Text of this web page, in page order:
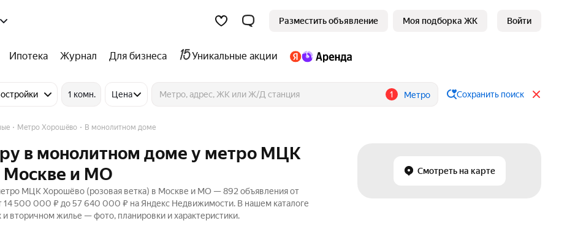
Разместить объявление Моя подборка ЖК Войти
Ипотека Журнал Для бизнеса Уникальные акции
1 комн. Цена 1 Метро Сохранить поиск
Смотреть на карте
Метро Хорошёво В монолитном доме
в монолитном доме у метро МЦК
Москве и МО
МЦК Хорошёво (розовая ветка) в Москве и МО — 892 объявления от
14 500 000 ₽ до 57 640 000 ₽ на Яндекс Недвижимости. В нашем каталоге
вторичном жилье — фото, планировки и характеристики.